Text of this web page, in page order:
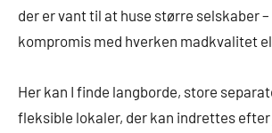
der er vant til at huse større selskaber –
kompromis med hverken madkvalitet
Her kan I finde langborde, store
fleksible lokaler, der kan indrettes efter